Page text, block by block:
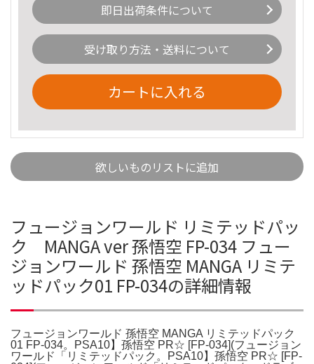
即日出荷条件について
受け取り方法・送料について
カートに入れる
欲しいものリストに追加
フュージョンワールド リミテッドパッ
ク MANGA ver 孫悟空 FP-034 フュー
ジョンワールド 孫悟空 MANGA リミテ
ッドパック01 FP-034の詳細情報
フュージョンワールド 孫悟空 MANGA リミテッドパック
01 FP-034。PSA10】孫悟空 PR☆ [FP-034](フュージョン
ワールド「リミテッドパック。PSA10】孫悟空 PR☆ [FP-